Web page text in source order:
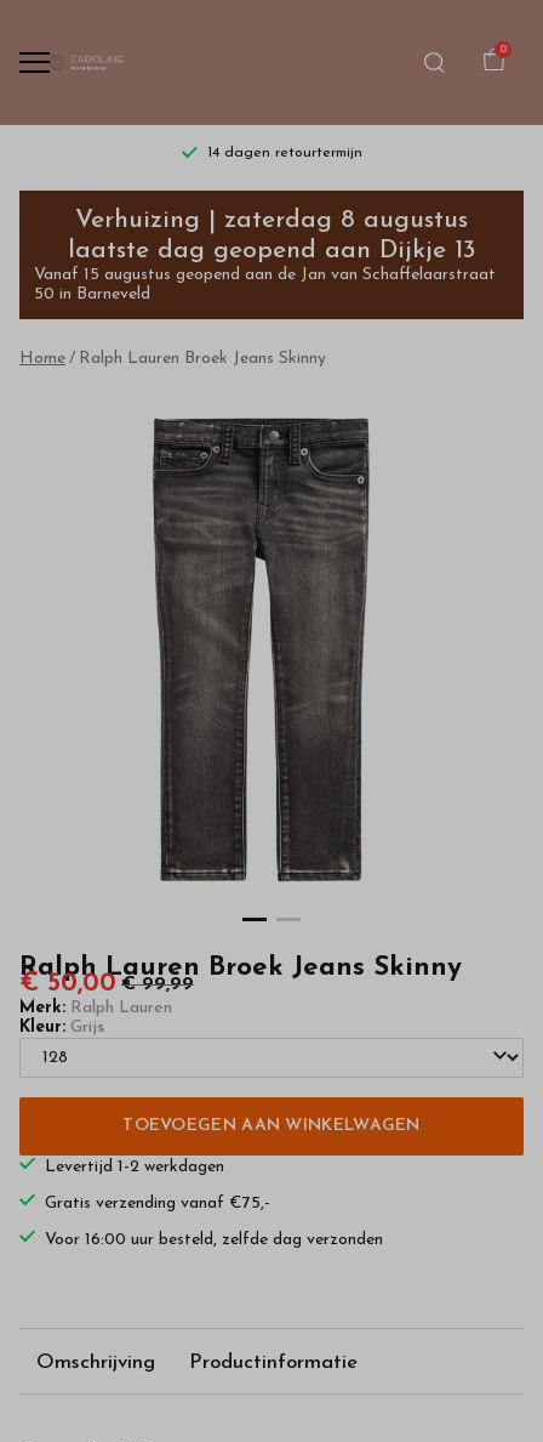
0
14 dagen retourtermijn
Ralph
Lauren
Broek
Jeans
Skinny
kinderkleding
kwaliteit
webshop
Verhuizing | zaterdag 8 augustus
laatste dag geopend aan Dijkje 13
Vanaf 15 augustus geopend aan de Jan van Schaffelaarstraat
50 in Barneveld
Home Ralph Lauren Broek Jeans Skinny
Ralph Lauren Broek Jeans Skinny
€ 50,00 € 99,99
Merk: Ralph Lauren
Kleur: Grijs
TOEVOEGEN AAN WINKELWAGEN
Levertijd 1-2 werkdagen
Gratis verzending vanaf €75,-
Voor 16:00 uur besteld, zelfde dag verzonden
Omschrijving Productinformatie